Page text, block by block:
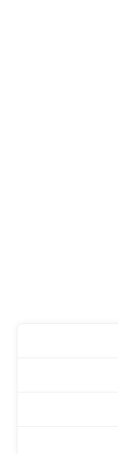
عبد الباسط حمودة